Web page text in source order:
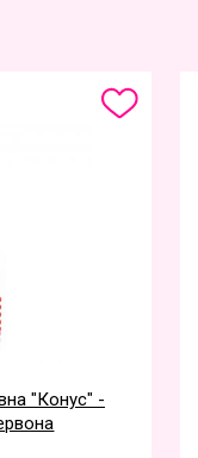
"Конус" -